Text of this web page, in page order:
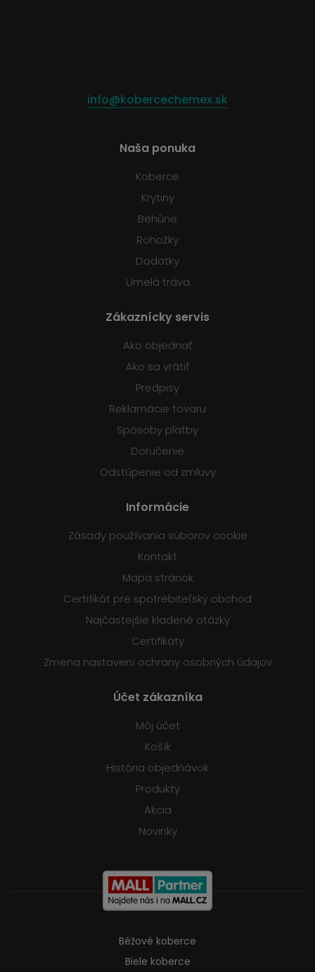
info@kobercechemex.sk
Naša ponuka
Koberce
Krytiny
Behúne
Rohožky
Dodatky
Umelá tráva
Zákaznícky servis
Ako objednať
Ako sa vrátiť
Predpisy
Reklamácie tovaru
Spôsoby platby
Doručenie
Odstúpenie od zmluvy
Informácie
Zásady používania súborov cookie
Kontakt
Mapa stránok
Certifikát pre spotrebiteľský obchod
Najčastejšie kladené otázky
Certifikáty
Zmena nastavení ochrany osobných údajov
Účet zákazníka
Môj účet
Košík
História objednávok
Produkty
Akcia
Novinky
Béžové koberce
Biele koberce